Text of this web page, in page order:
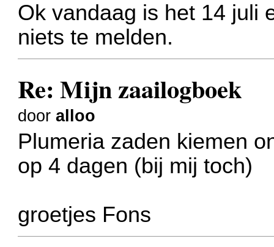
Ok vandaag is het 14 juli
niets te melden.
Re: Mijn zaailogboek
dooralloo
Plumeria zaden kiemen
op 4 dagen (bij mij toch)
groetjes Fons